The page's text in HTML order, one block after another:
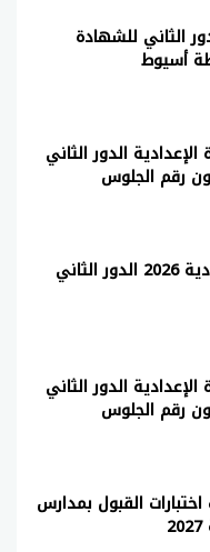
الثاني للشهادة
الدور الثاني
نتيجة الشهادة الإعدادية 2026 الدور الثاني
الدور الثاني
القبول بمدارس